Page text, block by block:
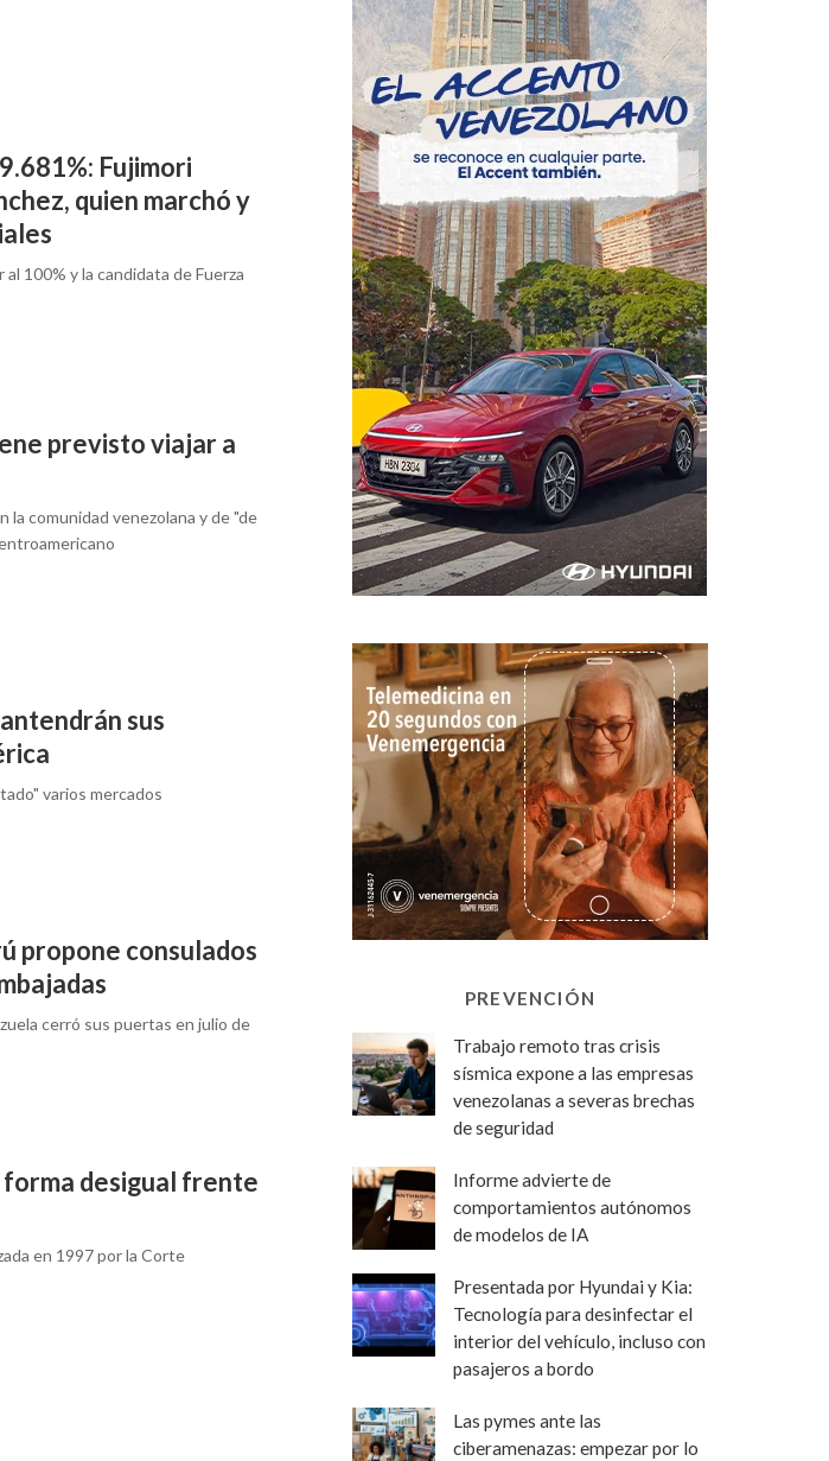
Fujimori
quien marchó y
100% y la candidata de Fuerza
previsto viajar a
comunidad venezolana y de "de
sus
varios mercados
propone consulados
cerró sus puertas en julio de
desigual frente
en 1997 por la Corte
PREVENCIÓN
Trabajo remoto tras crisis
sísmica expone a las empresas
venezolanas a severas brechas
de seguridad
Informe advierte de
comportamientos autónomos
de modelos de IA
Presentada por Hyundai y Kia:
Tecnología para desinfectar el
interior del vehículo, incluso con
pasajeros a bordo
Las pymes ante las
ciberamenazas: empezar por lo